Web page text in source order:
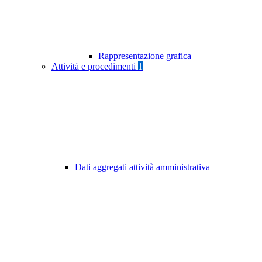
Rappresentazione grafica
Attività e procedimenti 1
Dati aggregati attività amministrativa